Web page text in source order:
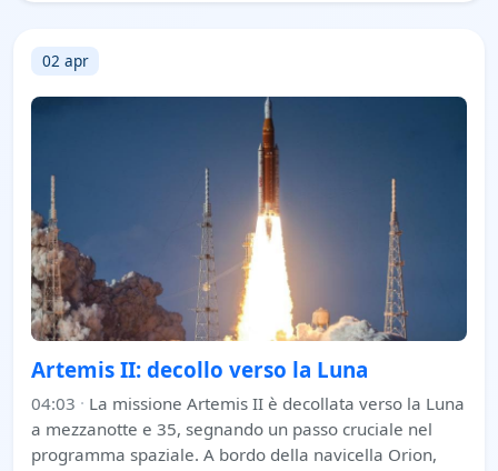
02 apr
Artemis II: decollo verso la Luna
04:03 · La missione Artemis II è decollata verso la Luna
a mezzanotte e 35, segnando un passo cruciale nel
programma spaziale. A bordo della navicella Orion,